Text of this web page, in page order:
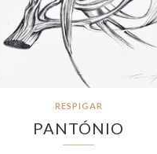
RESPIGAR
PANTÓNIO